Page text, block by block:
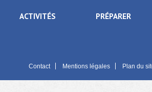
ACTIVITÉS PRÉPARER
Contact Mentions légales Plan du